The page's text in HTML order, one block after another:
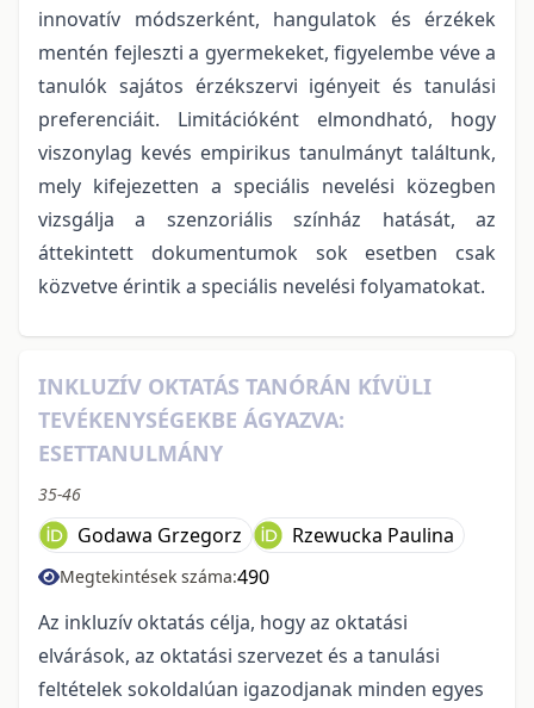
innovatív módszerként, hangulatok és érzékek
mentén fejleszti a gyermekeket, figyelembe véve a
tanulók sajátos érzékszervi igényeit és tanulási
preferenciáit. Limitációként elmondható, hogy
viszonylag kevés empirikus tanulmányt találtunk,
mely kifejezetten a speciális nevelési közegben
vizsgálja a szenzoriális színház hatását, az
áttekintett dokumentumok sok esetben csak
közvetve érintik a speciális nevelési folyamatokat.
INKLUZÍV OKTATÁS TANÓRÁN KÍVÜLI
TEVÉKENYSÉGEKBE ÁGYAZVA:
ESETTANULMÁNY
35-46
Godawa Grzegorz Rzewucka Paulina
Megtekintések száma:490
Az inkluzív oktatás célja, hogy az oktatási
elvárások, az oktatási szervezet és a tanulási
feltételek sokoldalúan igazodjanak minden egyes